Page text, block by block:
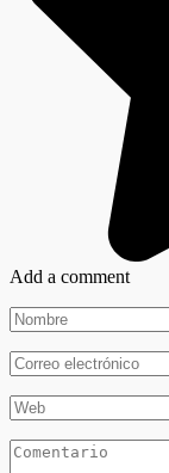
Add a comment
Nombre
*
Correo
electrónico
*Web
Comentario